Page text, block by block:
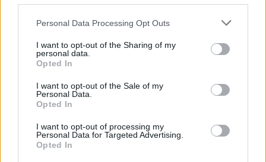
Please note that this website/app uses one or more Google
not limited to your visit or usage behaviour. You may click to
grant or deny consent to Google and its third-party tags to
use your data for below specified purposes in below Google
consent section.
Personal Data Processing Opt Outs
I want to opt-out of the Sharing of my
personal data.
Opted In
I want to opt-out of the Sale of my
Personal Data.
Opted In
I want to opt-out of processing my
Personal Data for Targeted Advertising.
Opted In
nella prima partita
Andrea Conforti · 7 Ago 2026
BASKET